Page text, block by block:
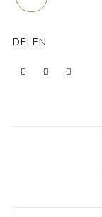
DELEN